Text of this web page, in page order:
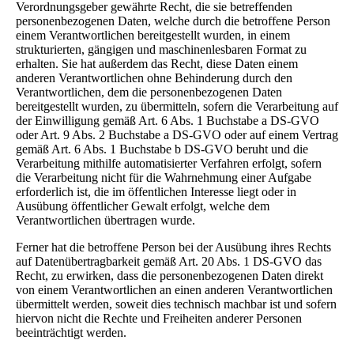
Verordnungsgeber gewährte Recht, die sie betreffenden
personenbezogenen Daten, welche durch die betroffene Person
einem Verantwortlichen bereitgestellt wurden, in einem
strukturierten, gängigen und maschinenlesbaren Format zu
erhalten. Sie hat außerdem das Recht, diese Daten einem
anderen Verantwortlichen ohne Behinderung durch den
Verantwortlichen, dem die personenbezogenen Daten
bereitgestellt wurden, zu übermitteln, sofern die Verarbeitung auf
der Einwilligung gemäß Art. 6 Abs. 1 Buchstabe a DS-GVO
oder Art. 9 Abs. 2 Buchstabe a DS-GVO oder auf einem Vertrag
gemäß Art. 6 Abs. 1 Buchstabe b DS-GVO beruht und die
Verarbeitung mithilfe automatisierter Verfahren erfolgt, sofern
die Verarbeitung nicht für die Wahrnehmung einer Aufgabe
erforderlich ist, die im öffentlichen Interesse liegt oder in
Ausübung öffentlicher Gewalt erfolgt, welche dem
Verantwortlichen übertragen wurde.
Ferner hat die betroffene Person bei der Ausübung ihres Rechts
auf Datenübertragbarkeit gemäß Art. 20 Abs. 1 DS-GVO das
Recht, zu erwirken, dass die personenbezogenen Daten direkt
von einem Verantwortlichen an einen anderen Verantwortlichen
übermittelt werden, soweit dies technisch machbar ist und sofern
hiervon nicht die Rechte und Freiheiten anderer Personen
beeinträchtigt werden.